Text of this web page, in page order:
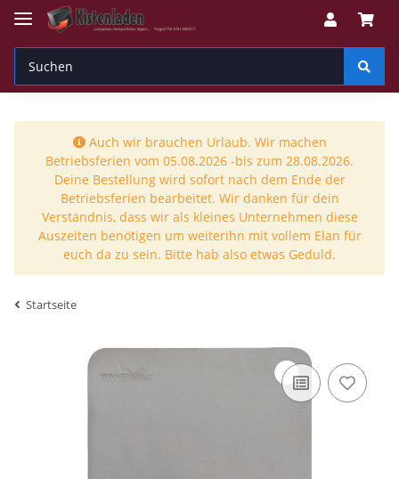
Auch wir brauchen Urlaub. Wir machen
Betriebsferien vom 05.08.2026 -bis zum 28.08.2026.
Deine Bestellung wird sofort nach dem Ende der
Betriebsferien bearbeitet. Wir danken für dein
Verständnis, dass wir als kleines Unternehmen diese
Auszeiten benötigen um weiterihn mit vollem Elan für
euch da zu sein. Bitte hab also etwas Geduld.
Startseite